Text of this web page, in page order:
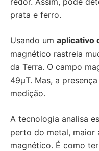
prata e ferro.
Usando um aplicativo
magnético rastreia
da Terra. O campo
49μT. Mas, a
medição.
A tecnologia analisa
perto do metal, maior
magnético. É como